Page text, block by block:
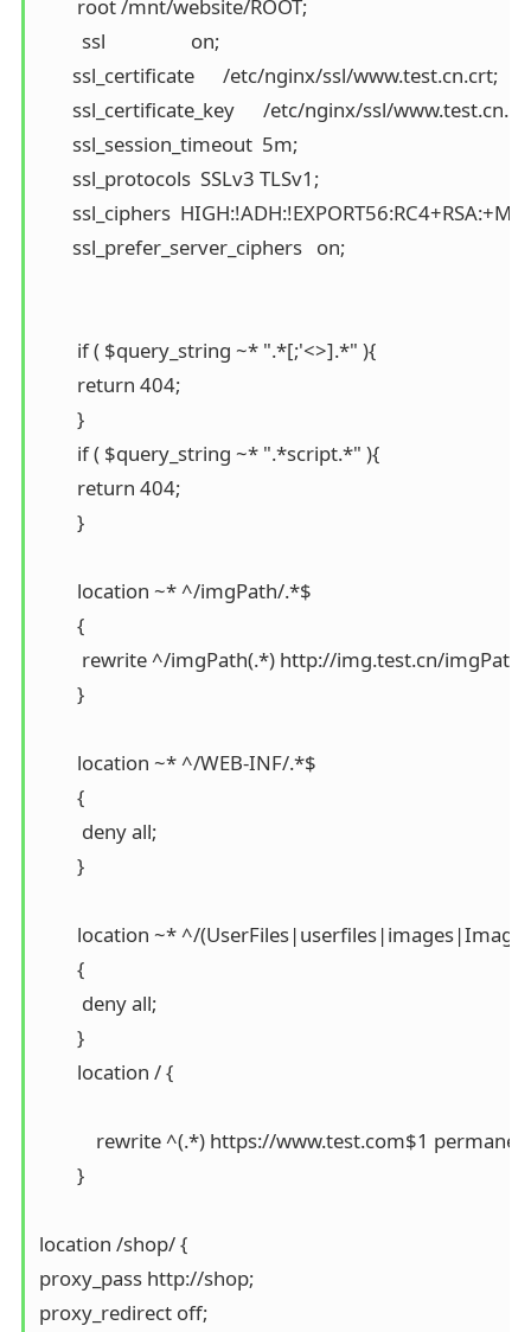
        root /mnt/website/ROOT;
       ssl_certificate      /etc/nginx/ssl/www.test.cn.crt;
ssl_certificate_key      /etc/nginx/ssl/
       ssl_session_timeout  5m;
       ssl_protocols  SSLv3 TLSv1;
ssl_ciphers
       ssl_prefer_server_ciphers   on;
        if ( $query_string ~* ".*[;'<>].*" ){
        return 404;
        }
        if ( $query_string ~* ".*script.*" ){
        return 404;
        }
        location ~* ^/imgPath/.*$
        {
rewrite ^/imgPath(.*) http://img.test.cn/
        }
        location ~* ^/WEB-INF/.*$
        {
         deny all;
        }
location ~* ^/
        {
         deny all;
        }
        location / {
rewrite ^(.*) https://www.test.com$1
        }
location /shop/ {
proxy_pass http://shop;
proxy_redirect off;